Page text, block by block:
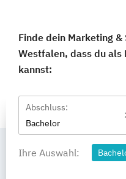
Finde dein Marketing
Westfalen, dass du als
kannst:
Abschluss:
Bachelor
Ihre Auswahl: